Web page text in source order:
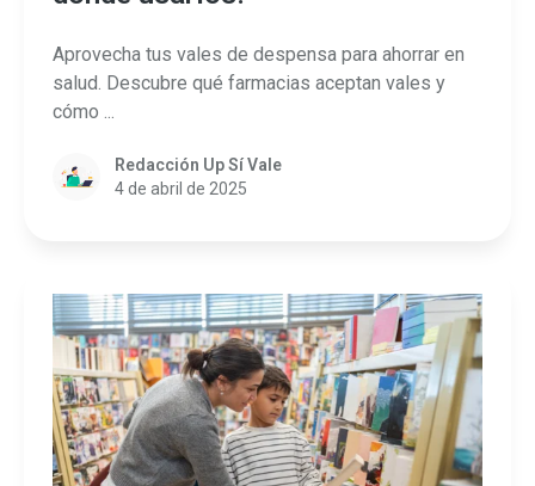
Aprovecha tus vales de despensa para ahorrar en
salud. Descubre qué farmacias aceptan vales y
cómo ...
Redacción Up Sí Vale
4 de abril de 2025